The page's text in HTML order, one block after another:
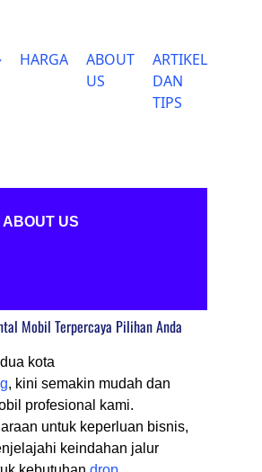
HARGA
ABOUT
US
ARTIKEL
DAN
TIPS
ABOUT US
Mobil Terpercaya Pilihan Anda
kota
, kini semakin mudah dan
profesional kami.
untuk keperluan bisnis,
keindahan jalur